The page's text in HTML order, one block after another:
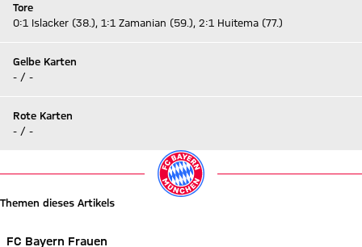
Tore
0:1 Islacker (38.), 1:1 Zamanian (59.), 2:1 Huitema (77.)
Gelbe Karten
- / -
Rote Karten
- / -
Themen dieses Artikels
FC Bayern Frauen